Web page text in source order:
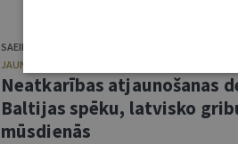
SAEIMAS PRESES DIENESTS
JAUNUMI / AFIŠA
Neatkarības atjaunošanas
Baltijas spēku, latvisko
mūsdienās